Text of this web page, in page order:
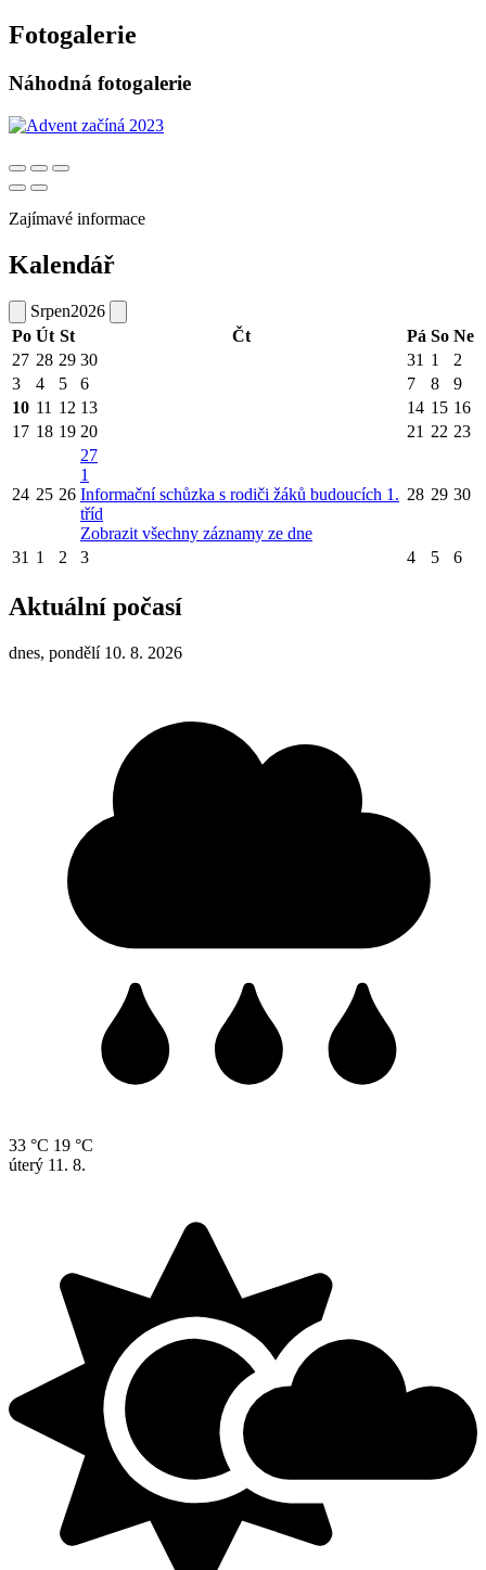
Fotogalerie
Náhodná fotogalerie
Zajímavé informace
Kalendář
Srpen2026
Po Út St Čt Pá So Ne
27 28 29 30 31 1
2
3
4 5 6 7 8
9
10 11 12 13 14 15 16
17 18 19 20 21 22 23
24 25 26
27
1
Informační schůzka s rodiči žáků budoucích 1.
tříd
Zobrazit všechny záznamy ze dne
28 29 30
31 1 2 3 4 5 6
Aktuální počasí
dnes, pondělí 10. 8. 2026
33 °C 19 °C
úterý 11. 8.